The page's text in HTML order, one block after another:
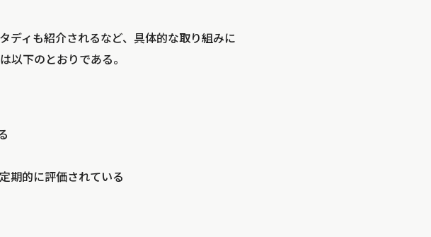
ディも紹介されるなど、具体的な取り組みに
以下のとおりである。
期的に評価されている